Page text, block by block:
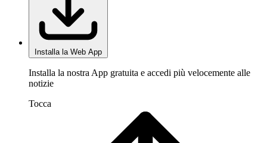
Installa la Web App
Installa la nostra App gratuita e accedi più velocemente alle
notizie
Tocca